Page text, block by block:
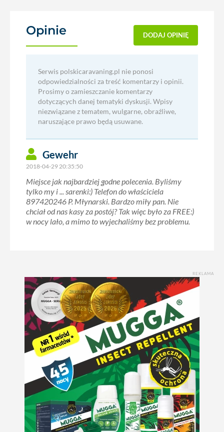
Opinie DODAJ OPINIĘ
Serwis polskicaravaning.pl nie ponosi
odpowiedzialności za treść komentarzy i opinii.
Prosimy o zamieszczanie komentarzy
dotyczących danej tematyki dyskusji. Wpisy
niezwiązane z tematem, wulgarne, obraźliwe,
naruszające prawo będą usuwane.
Gewehr
2018-04-29 20:35:50
Miejsce jak najbardziej godne polecenia. Byliśmy
tylko my i ... sarenki:) Telefon do właściciela
897420246 P. Młynarski. Bardzo miły pan. Nie
chciał od nas kasy za postój? Tak więc było za FREE:)
w nocy lało, a mimo to wyjechaliśmy bez problemu.
REKLAMA